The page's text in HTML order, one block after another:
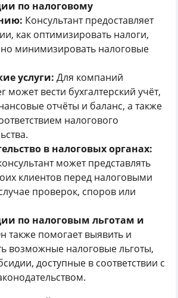
по налоговому
Консультант предоставляет
как оптимизировать налоги,
минимизировать налоговые
услуги: Для компаний
может вести бухгалтерский учёт,
отчёты и баланс, а также
налогового
в налоговых органах:
может представлять
клиентов перед налоговыми
проверок, споров или
по налоговым льготам и
также помогает выявить и
возможные налоговые льготы,
доступные в соответствии с